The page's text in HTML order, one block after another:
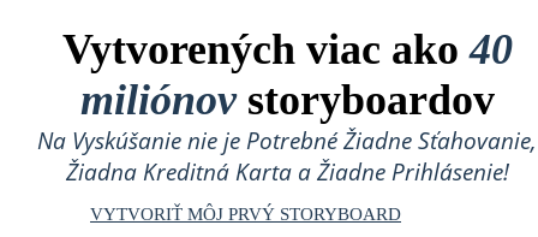
Vytvorených viac ako40
miliónovstoryboardov
Na Vyskúšanie nie je Potrebné Žiadne Sťahovanie,
Žiadna Kreditná Karta a Žiadne Prihlásenie!
VYTVORIŤ MÔJ PRVÝ STORYBOARD